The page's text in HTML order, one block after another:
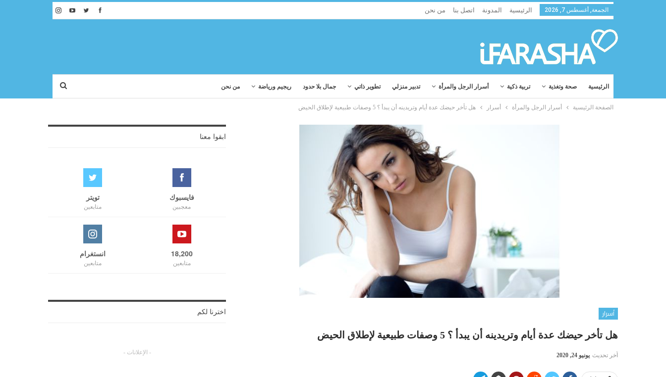
الجمعة, أغسطس 7, 2026 الرئيسية المدونة اتصل بنا من نحن
الرئيسية صحة وتغذية تربية ذكية أسرار الرجل والمرأة تدبير منزلي تطوير ذاتي جمال بلا حدود ريجيم ورياضة من نحن
الصفحة الرئيسية أسرار الرجل والمرأة أسرار هل تأخر حيضك عدة أيام وتريدينه أن يبدأ ؟ 5 وصفات طبيعية لإطلاق الحيض
أسرار
هل تأخر حيضك عدة أيام وتريدينه أن يبدأ ؟ 5 وصفات طبيعية لإطلاق الحيض
آخر تحديث يونيو 24, 2020
ابقوا معنا
فايسبوك
معجبين
تويتر
متابعين
18,200
متابعين
انستغرام
متابعين
اخترنا لكم
- الإعلانات -